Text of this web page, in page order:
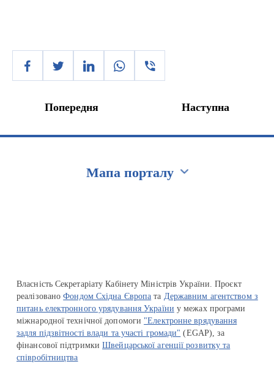
Попередня Наступна
Мапа порталу
Власність Секретаріату Кабінету Міністрів України. Проєкт
реалізованоФондом Східна Європа та Державним агентством з
питань електронного урядування України у межах програми
міжнародної технічної допомоги "Електронне врядування
задля підзвітності влади та участі громади" (EGAP), за
фінансової підтримкиШвейцарської агенції розвитку та
співробітництва